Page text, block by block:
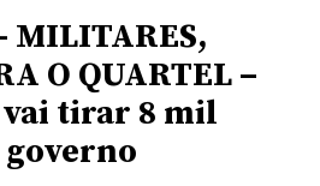
MILITARES,
O QUARTEL –
tirar 8 mil